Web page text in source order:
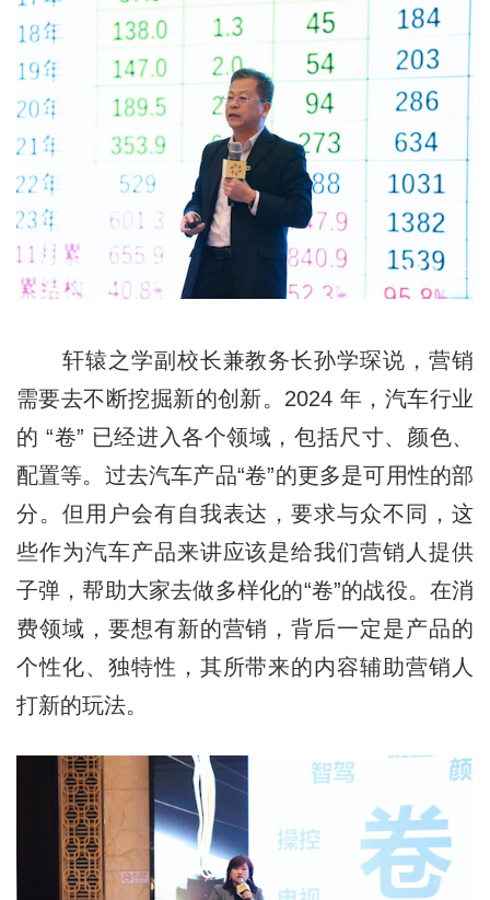
轩辕之学副校长兼教务长孙学琛说，营销
需要去不断挖掘新的创新。2024 年，汽车行业
的 “卷” 已经进入各个领域，包括尺寸、颜色、
配置等。过去汽车产品“卷”的更多是可用性的部
分。但用户会有自我表达，要求与众不同，这
些作为汽车产品来讲应该是给我们营销人提供
子弹，帮助大家去做多样化的“卷”的战役。在消
费领域，要想有新的营销，背后一定是产品的
个性化、独特性，其所带来的内容辅助营销人
打新的玩法。